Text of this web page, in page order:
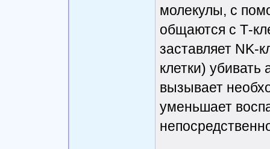
молекулы, с
общаются с Т-
заставляет NK-
клетки) убивать
вызывает
уменьшает